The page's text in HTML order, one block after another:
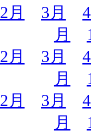
2月 3月
月
2月 3月
月
2月 3月
月